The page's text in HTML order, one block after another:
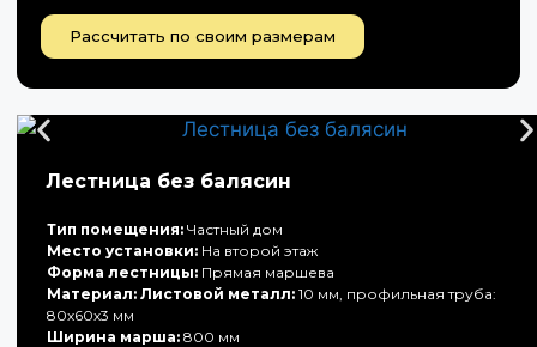
Рассчитать по своим размерам
Лестница без балясин
Тип помещения: Частный дом
Место установки: На второй этаж
Форма лестницы: Прямая маршева
Материал: Листовой металл: 10 мм, профильная труба:
80х60х3 мм
Ширина марша: 800 мм